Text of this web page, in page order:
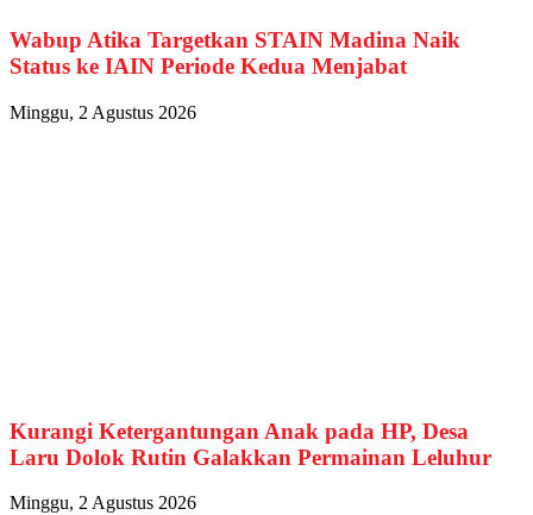
Wabup Atika Targetkan STAIN Madina Naik
Status ke IAIN Periode Kedua Menjabat
Minggu, 2 Agustus 2026
Kurangi Ketergantungan Anak pada HP, Desa
Laru Dolok Rutin Galakkan Permainan Leluhur
Minggu, 2 Agustus 2026